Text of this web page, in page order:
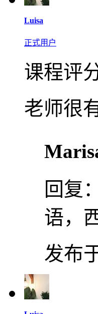
Luisa
正式用户
课程评
老师很
回复：
语，
发布